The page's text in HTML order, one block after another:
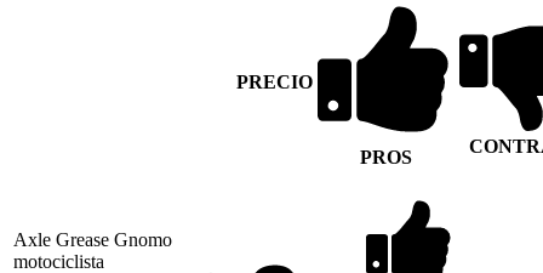
PRECIO
PROS
Axle Grease Gnomo
motociclista